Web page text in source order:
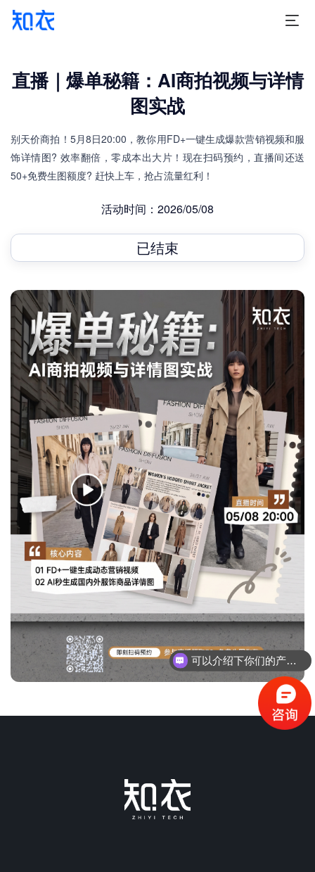
直播｜爆单秘籍：AI商拍视频与详情
图实战
别天价商拍！5月8日20:00，教你用FD+一键生成爆款营销视频和服
饰详情图? 效率翻倍，零成本出大片！现在扫码预约，直播间还送
50+免费生图额度? 赶快上车，抢占流量红利！
活动时间：2026/05/08
已结束
可以介绍下你们的产品么？